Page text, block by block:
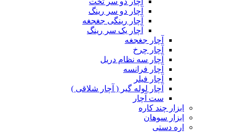
آچار دو سر رینگ
آچار رینگی جغجغه
آچار یک سر رینگ
آچار جغجغه
آچار چرخ
آچار سه نظام دریل
آچار فرانسه
آچار فیلر
آچار لوله گیر ( آچار شلاقی )
ست آچار
ابزار چند کاره
ابزار سوهان
اره دستی